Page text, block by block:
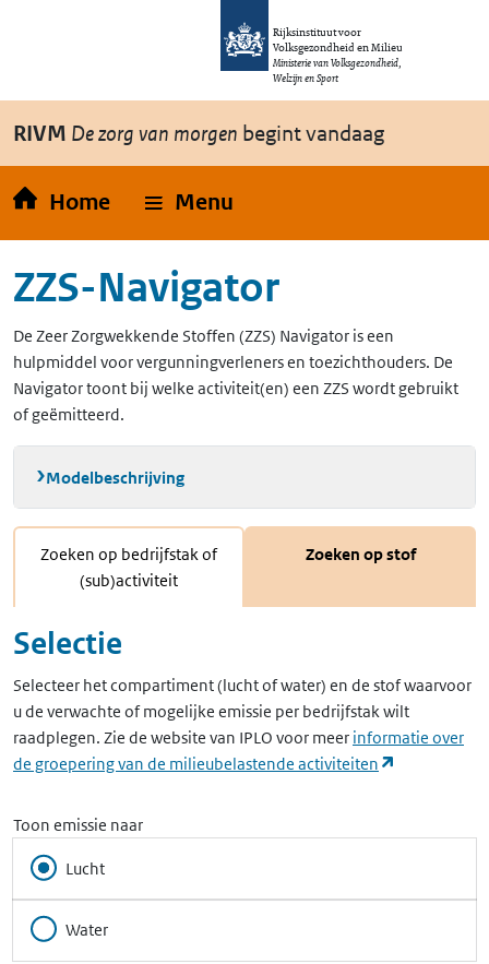
Overslaan en naar de inhoud gaan
Rijksinstituut voor
Volksgezondheid en Milieu
Ministerie van Volksgezondheid,
Welzijn en Sport
RIVM De zorg van morgen begint vandaag
Home Menu
ZZS-Navigator
De Zeer Zorgwekkende Stoffen (ZZS) Navigator is een
hulpmiddel voor vergunningverleners en toezichthouders. De
Navigator toont bij welke activiteit(en) een ZZS wordt gebruikt
of geëmitteerd.
Modelbeschrijving
Zoeken op bedrijfstak of
(sub)activiteit
Zoeken op stof
Selectie
Selecteer het compartiment (lucht of water) en de stof waarvoor
u de verwachte of mogelijke emissie per bedrijfstak wilt
raadplegen. Zie de website van IPLO voor meer informatie over
de groepering van de milieubelastende activiteiten
Toon emissie naar
Lucht
Water